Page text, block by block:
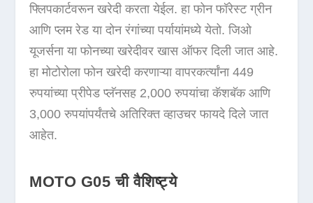
फ्लिपकार्टवरून खरेदी करता येईल. हा फोन फॉरेस्ट ग्रीन
आणि प्लम रेड या दोन रंगांच्या पर्यायांमध्ये येतो. जिओ
यूजर्सना या फोनच्या खरेदीवर खास ऑफर दिली जात आहे.
हा मोटोरोला फोन खरेदी करणाऱ्या वापरकर्त्यांना 449
रुपयांच्या प्रीपेड प्लॅनसह 2,000 रुपयांचा कॅशबॅक आणि
3,000 रुपयांपर्यंतचे अतिरिक्त व्हाउचर फायदे दिले जात
आहेत.
MOTO G05 ची वैशिष्ट्ये